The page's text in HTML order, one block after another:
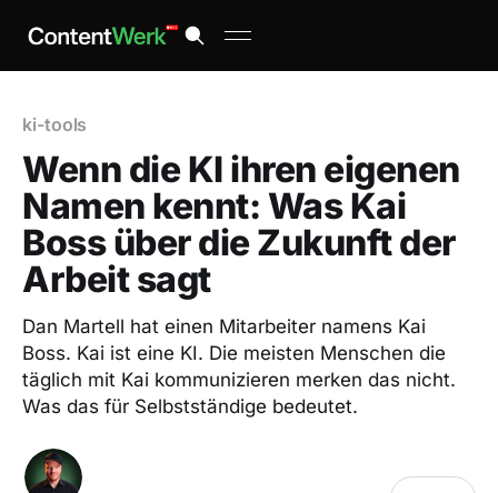
ki-tools
Wenn die KI ihren eigenen
Namen kennt: Was Kai
Boss über die Zukunft der
Arbeit sagt
Dan Martell hat einen Mitarbeiter namens Kai
Boss. Kai ist eine KI. Die meisten Menschen die
täglich mit Kai kommunizieren merken das nicht.
Was das für Selbstständige bedeutet.